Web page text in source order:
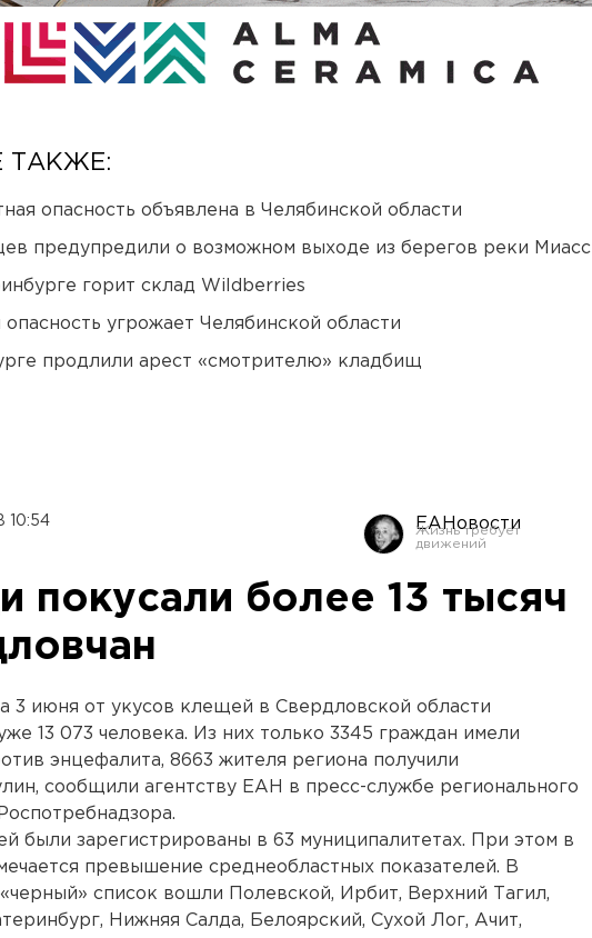
ТАКЖЕ:
опасность объявлена в Челябинской области
предупредили о возможном выходе из берегов реки Миасс
горит склад Wildberries
опасность угрожает Челябинской области
продлили арест «смотрителю» кладбищ
10:54 ЕАНовости
покусали более 13 тысяч
3 июня от укусов клещей в Свердловской области
13 073 человека. Из них только 3345 граждан имели
энцефалита, 8663 жителя региона получили
сообщили агентству ЕАН в пресс-службе регионального
были зарегистрированы в 63 муниципалитетах. При этом в
превышение среднеобластных показателей. В
«черный» список вошли Полевской, Ирбит, Верхний Тагил,
Нижняя Салда, Белоярский, Сухой Лог, Ачит,